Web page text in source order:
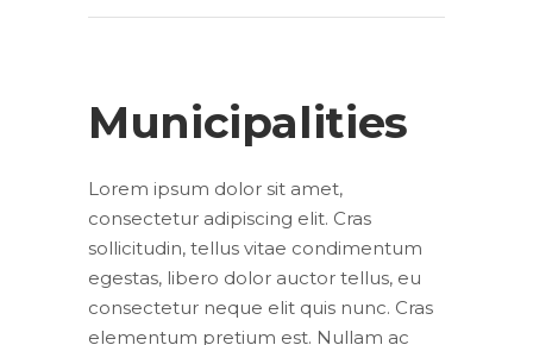
Municipalities
Lorem ipsum dolor sit amet,
consectetur adipiscing elit. Cras
sollicitudin, tellus vitae condimentum
egestas, libero dolor auctor tellus, eu
consectetur neque elit quis nunc. Cras
elementum pretium est. Nullam ac